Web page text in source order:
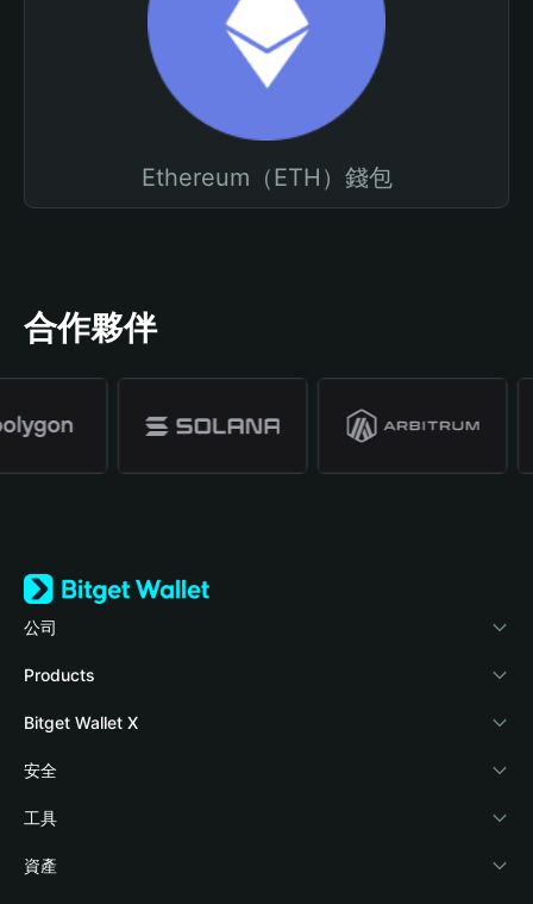
Ethereum（ETH）錢包
合作夥伴
公司
關於 Bitget Wallet
部落格
學院
加密資訊
幫助中心
Products
Crypto Card
Stablecoin Earn
Payfi Crypto
Crypto Swap API
Bitget Wallet X
開發者文件
連接錢包
Bitget Wallet Pay
安全
風險保障基金
安全防護技術
工具
快捷買幣
資產